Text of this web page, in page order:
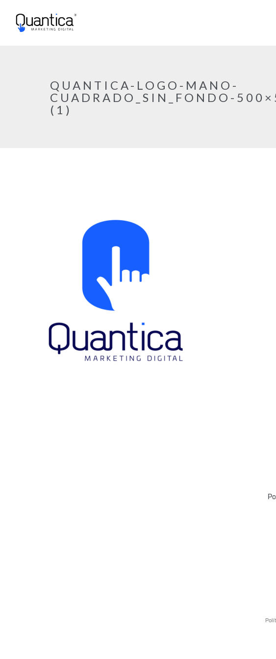
QUANTICA-LOGO-MANO-
CUADRADO_SIN_FONDO-
(1)